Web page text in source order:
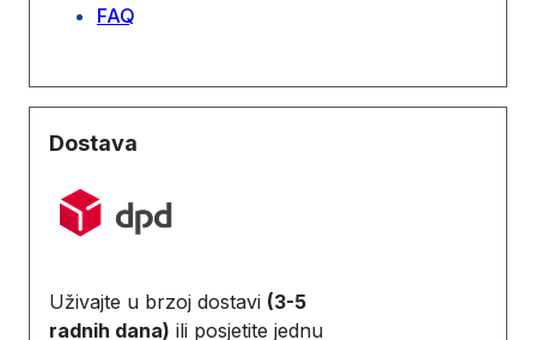
FAQ
Dostava
Uživajte u brzoj dostavi (3-5
radnih dana) ili posjetite jednu